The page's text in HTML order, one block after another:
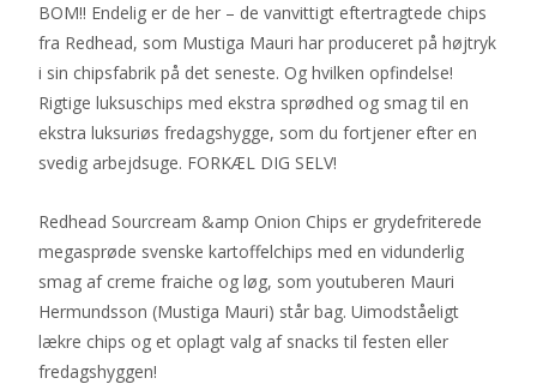
BOM!! Endelig er de her – de vanvittigt eftertragtede chips
fra Redhead, som Mustiga Mauri har produceret på højtryk
i sin chipsfabrik på det seneste. Og hvilken opfindelse!
Rigtige luksuschips med ekstra sprødhed og smag til en
ekstra luksuriøs fredagshygge, som du fortjener efter en
svedig arbejdsuge. FORKÆL DIG SELV!
Redhead Sourcream &amp Onion Chips er grydefriterede
megasprøde svenske kartoffelchips med en vidunderlig
smag af creme fraiche og løg, som youtuberen Mauri
Hermundsson (Mustiga Mauri) står bag. Uimodståeligt
lækre chips og et oplagt valg af snacks til festen eller
fredagshyggen!